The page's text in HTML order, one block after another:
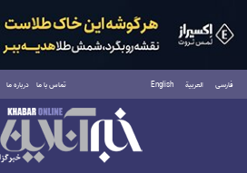
فارسی العربية English تماس با ما درباره ما
پنجشنبه ۱۵ مرداد ۱۴۰۵